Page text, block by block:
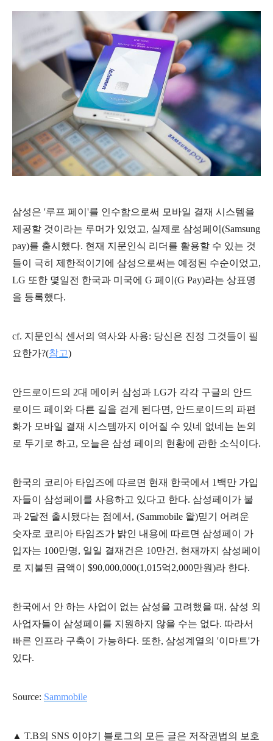
삼성은 '루프 페이'를 인수함으로써 모바일 결재 시스템을
제공할 것이라는 루머가 있었고, 실제로 삼성페이(Samsung
pay)를 출시했다. 현재 지문인식 리더를 활용할 수 있는 것
들이 극히 제한적이기에 삼성으로써는 예정된 수순이었고,
LG 또한 몇일전 한국과 미국에 G 페이(G Pay)라는 상표명
을 등록했다.
cf. 지문인식 센서의 역사와 사용: 당신은 진정 그것들이 필
요한가?(참고)
안드로이드의 2대 메이커 삼성과 LG가 각각 구글의 안드
로이드 페이와 다른 길을 걷게 된다면, 안드로이드의 파편
화가 모바일 결재 시스템까지 이어질 수 있네 없네는 논외
로 두기로 하고, 오늘은 삼성 페이의 현황에 관한 소식이다.
한국의 코리아 타임즈에 따르면 현재 한국에서 1백만 가입
자들이 삼성페이를 사용하고 있다고 한다. 삼성페이가 불
과 2달전 출시됐다는 점에서, (Sammobile 왈)믿기 어려운
숫자로 코리아 타임즈가 밝인 내용에 따르면 삼성페이 가
입자는 100만명, 일일 결재건은 10만건, 현재까지 삼성페이
로 지불된 금액이 $90,000,000(1,015억2,000만원)라 한다.
한국에서 안 하는 사업이 없는 삼성을 고려했을 때, 삼성 외
사업자들이 삼성페이를 지원하지 않을 수는 없다. 따라서
빠른 인프라 구축이 가능하다. 또한, 삼성계열의 '이마트'가
있다.
Source: Sammobile
▲ T.B의 SNS 이야기 블 로그의 모든 글은 저작권법의 보호